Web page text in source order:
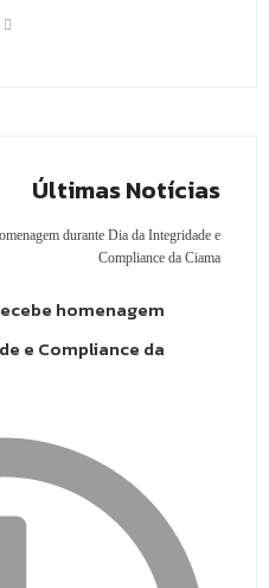
Últimas Notícias
homenagem
e Compliance da